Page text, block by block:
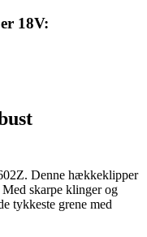
18V:
Denne hækkeklipper
skarpe klinger og
tykkeste grene med